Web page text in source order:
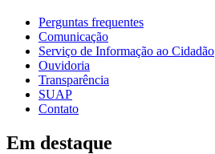
Perguntas frequentes
Comunicação
Serviço de Informação ao Cidadão
Ouvidoria
Transparência
SUAP
Contato
Em destaque